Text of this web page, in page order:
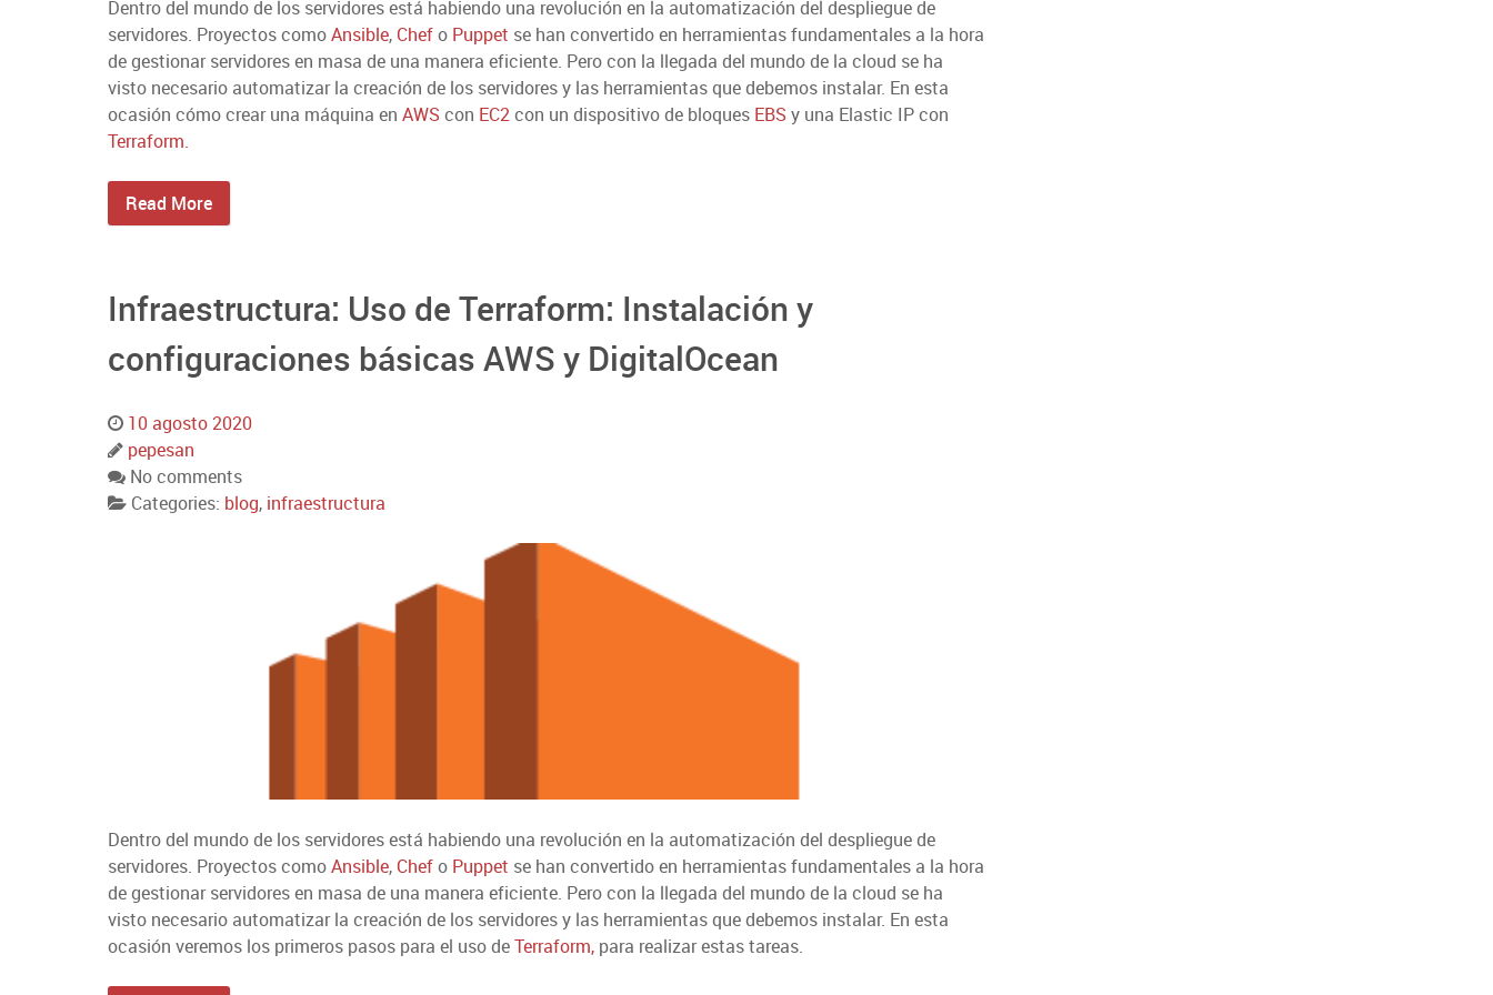
Dentro del mundo de los servidores está habiendo una revolución en la automatización del despliegue de
servidores. Proyectos comoAnsible, Chefo Puppet se han convertido en herramientas fundamentales a la hora
de gestionar servidores en masa de una manera eficiente. Pero con la llegada del mundo de la cloud se ha
visto necesario automatizar la creación de los servidores y las herramientas que debemos instalar. En esta
ocasión cómo crear una máquina en AWS con EC2con un dispositivo de bloques EBS y una Elastic IP con
Terraform.
Read More
Infraestructura: Uso de Terraform: Instalación y
configuraciones básicas AWS y DigitalOcean
10 agosto 2020
pepesan
No comments
Categories: blog, infraestructura
Dentro del mundo de los servidores está habiendo una revolución en la automatización del despliegue de
servidores. Proyectos comoAnsible, Chefo Puppet se han convertido en herramientas fundamentales a la hora
de gestionar servidores en masa de una manera eficiente. Pero con la llegada del mundo de la cloud se ha
visto necesario automatizar la creación de los servidores y las herramientas que debemos instalar. En esta
ocasión veremos los primeros pasos para el uso deTerraform, para realizar estas tareas.